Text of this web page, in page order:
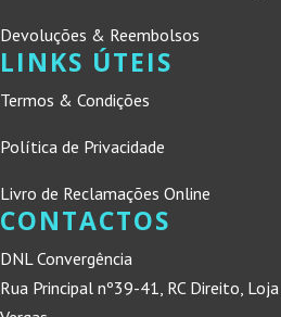
Devoluções & Reembolsos
LINKS ÚTEIS
Termos & Condições
Política de Privacidade
Livro de Reclamações Online
CONTACTOS
DNL Convergência
Rua Principal nº39-41, RC Direito,